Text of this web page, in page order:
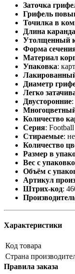
Заточка
Грифель
Точилка в
Длина
Утолщенный
Форма
Материал
Упаковка:
Диаметр
Легко
Двусторонние:
Количество
Серия: Football
Cтираемые:
Количество
Размер в
Вес с
Объём с
Артикул
Штрих-код:
Характеристики
Код товара
Страна
Правила заказа